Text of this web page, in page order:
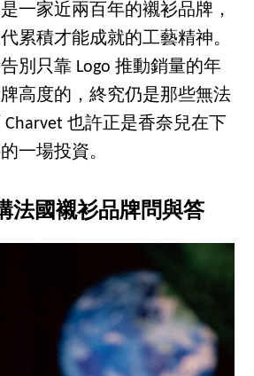
一家近兩百年的襯衫品牌，
累積才能成就的工藝精神。
別只靠 Logo 推動銷量的年
高度的，終究仍是那些無法
也許正是香奈兒在下
一場投資。
法國襯衫品牌問與答